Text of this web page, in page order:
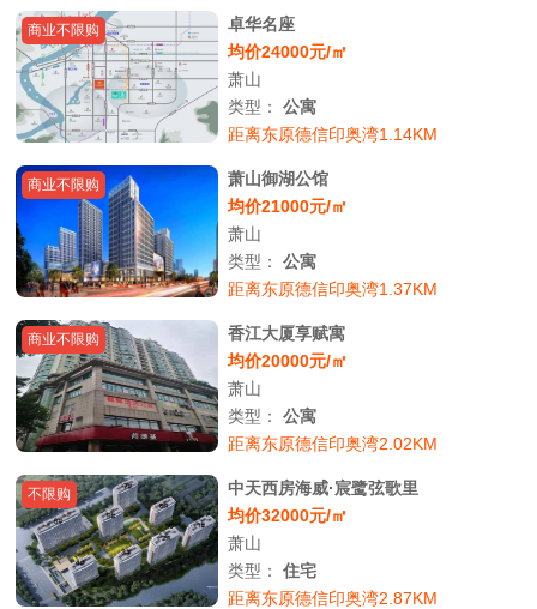
商业不限购
卓华名座
均价24000元/㎡
萧山
类型：公寓
距离东原德信印奥湾1.14KM
商业不限购
萧山御湖公馆
均价21000元/㎡
萧山
类型：公寓
距离东原德信印奥湾1.37KM
商业不限购
香江大厦享赋寓
均价20000元/㎡
萧山
类型：公寓
距离东原德信印奥湾2.02KM
不限购
中天西房海威·宸鹭弦歌里
均价32000元/㎡
萧山
类型：住宅
距离东原德信印奥湾2.87KM